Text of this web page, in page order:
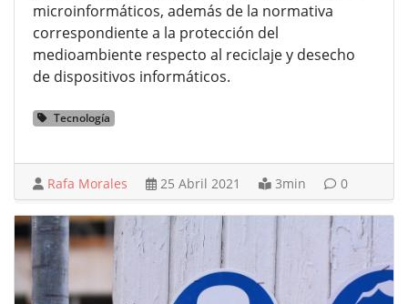
microinformáticos, además de la normativa
correspondiente a la protección del
medioambiente respecto al reciclaje y desecho
de dispositivos informáticos.
Tecnología
Rafa Morales 25 Abril 2021 3min 0